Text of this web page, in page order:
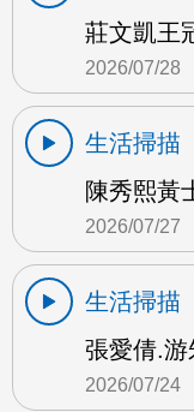
莊文凱王
2026/07/28
生活掃描
陳秀熙黃
2026/07/27
生活掃描
張愛倩.游
2026/07/24